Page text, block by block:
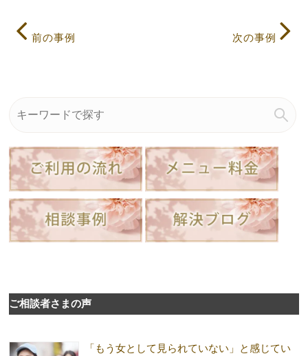
前の事例 次の事例
ご相談者さまの声
「もう女として見られていない」と感じてい